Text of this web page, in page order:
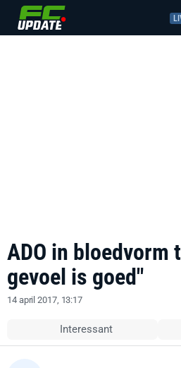
ADO in bloedvorm
gevoel is goed"
14 april 2017, 13:17
Interessant